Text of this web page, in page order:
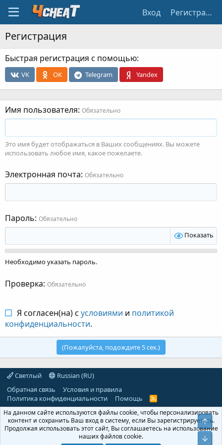
Вход Регистрация
Регистрация
Быстрая регистрация с помощью
VK OK Telegram Yandex
Имя пользователя Обязательно
Это имя будет отображаться в Ваших сообщениях. Вы можете
использовать любое имя, какое пожелаете.
Электронная почта Обязательно
Пароль Обязательно
Показать
Необходимо указать пароль.
Проверка Обязательно
Я согласен(на) с условиями и политикой
конфиденциальности.
(Пожалуйста, подождите 5сек.)
Светлый
Russian (RU)
Обратная связь
Условия и правила
Политика конфиденциальности
Помощь
R
S
На данном сайте используются файлы cookie, чтобы персонализировать
контент и сохранить Ваш вход в систему, если Вы зарегистрируетесь.
Продолжая использовать этот сайт, Вы соглашаетесь на использование
наших файлов cookie.